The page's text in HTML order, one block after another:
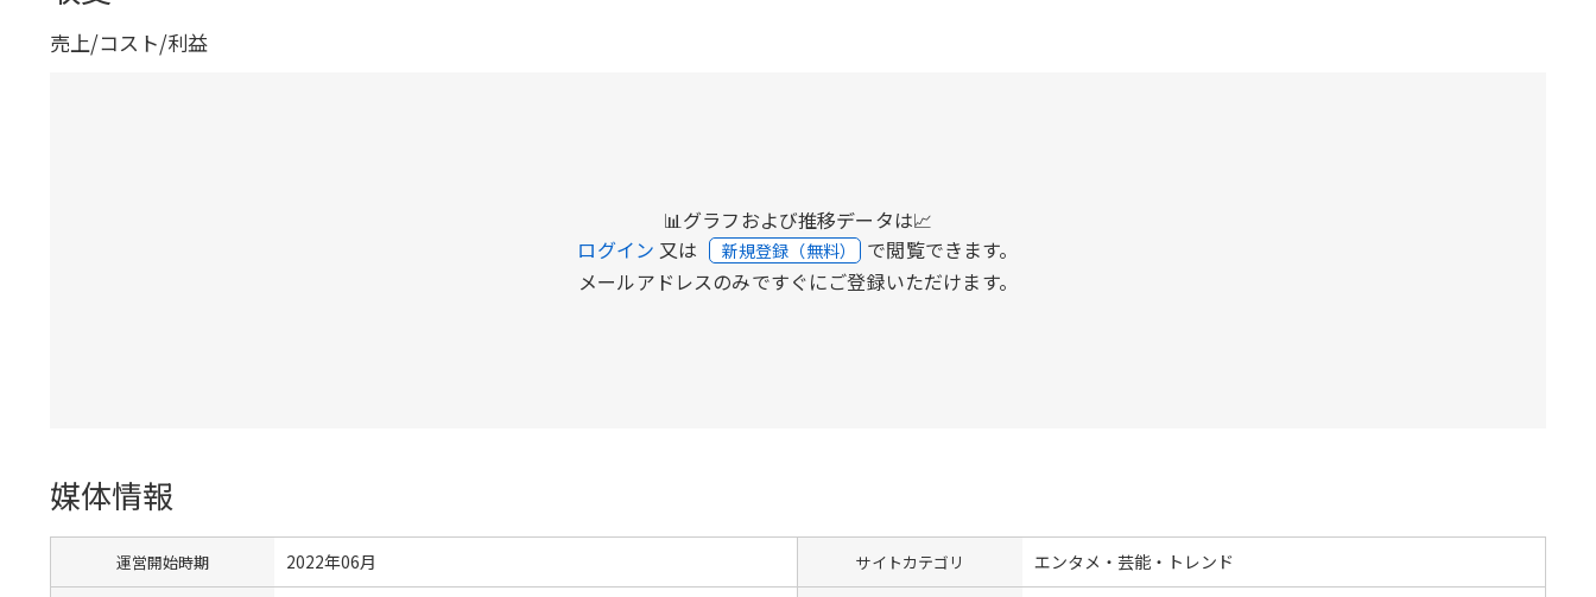
売上/コスト/利益
📊グラフおよび推移データは📈
ログイン 又は 新規登録（無料） で閲覧できます。
メールアドレスのみですぐにご登録いただけます。
媒体情報
運営開始時期 2022年06月 サイトカテゴリ エンタメ・芸能・トレンド